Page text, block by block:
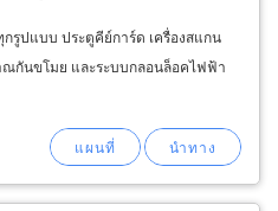
รูปแบบ ประตูคีย์การ์ด เครื่องสแกน
กันขโมย และระบบกลอนล็อคไฟฟ้า